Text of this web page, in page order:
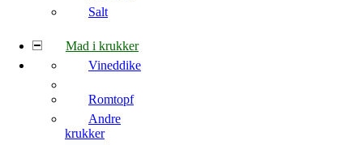
Salt
Mad i krukker
Vineddike
Romtopf
Andre
krukker